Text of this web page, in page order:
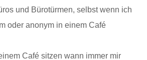
und Bürotürmen, selbst wenn ich
oder anonym in einem Café
Café sitzen wann immer mir